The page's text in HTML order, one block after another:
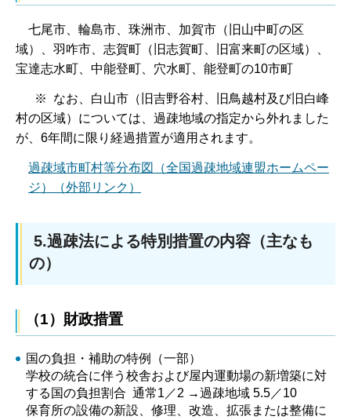
七尾市、輪島市、珠洲市、加賀市（旧山中町の区
域）、羽咋市、志賀町（旧志賀町、旧富来町の区域）、
宝達志水町、中能登町、穴水町、能登町の10市町
※ なお、白山市（旧吉野谷村、旧鳥越村及び旧白峰
村の区域）については、過疎地域の指定から外れました
が、6年間に限り経過措置が適用されます。
過疎域市町村等分布図（全国過疎地域連盟ホームペー
ジ）（外部リンク）
5.過疎法による特別措置の内容（主なも
の）
（1）財政措置
国の負担・補助の特例（一部）
学校の統合に伴う校舎および屋内運動場の新増築に対
する国の負担割合 通常1／2 →過疎地域 5.5／10
保育所の設備の新設、修理、改造、拡張または整備に